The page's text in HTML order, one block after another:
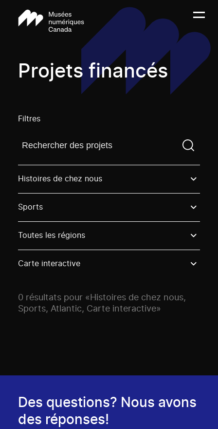
Projets financés
Filtres
Trouvez un projetVous devez saisir un terme de
Histoires de chez nous
Sports
Toutes les régions
Carte interactive
0 résultats pour «Histoires de chez nous,
Sports, Atlantic, Carte interactive»
Des questions? Nous avons
des réponses!